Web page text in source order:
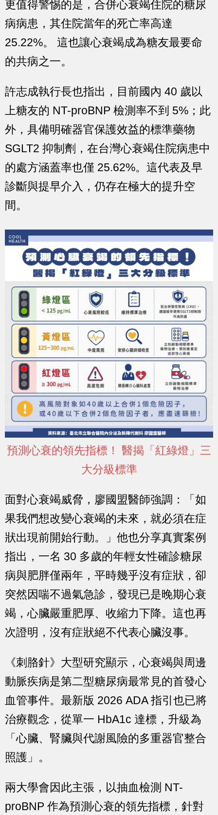
更值得警惕的是， 合併心衰竭住院的糖尿
病病患，其住院當年的死亡率高達
25.22%。
這也讓心衰竭成為糖友最要命
的共病之一。
許志成執行長也指出，目前國內 40 歲以
上糖友的 NT-proBNP 檢測率不到 5%；此
外，具備明確器官保護效益的標準藥物
SGLT2 抑制劑，在台灣心衰竭住院病患中
的處方涵蓋率也僅 25.62%。 這代表及早
診斷與提早介入，仍存在極大的提升空
間。
預測心衰的領先指標！ 醫揭「紅綠燈」三
大分級標準
面對心衰竭威脅，廖國盟醫師強調：「如
果我們想改變心衰竭的未來，就必須在症
狀出現前開始行動。」他也分享真實案例
指出，一名 30 多歲的年輕女性確診糖尿
病與肥胖僅兩年，平時幾乎沒有症狀，卻
突然因喘不過氣急診，發現已是晚期心衰
竭，心臟嚴重肥厚、收縮力下降。 這也再
次證明，沒有症狀絕不代表心臟沒事。
《刺胳針》大型研究顯示，心衰竭與周邊
動脈疾病是第二型糖尿病最常見的首發心
血管事件。最新版 2026 ADA 指引也已將
治療觀念，從單一 HbA1c 達標，升級為
「心臟、腎臟與代謝風險的多重器官整合
照護」 。
兩大學會因此主張，以抽血檢測 NT-
proBNP 作為預測心衰的領先指標，針對